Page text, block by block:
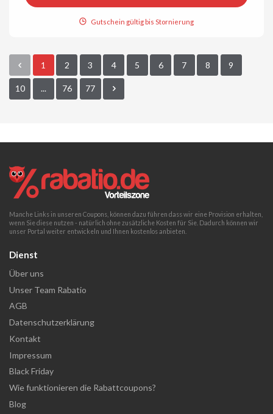
Gutschein gültig bis Stornierung
1 2 3 4 5 6 7 8 9
10 ... 76 77
Manche Links in unseren Coupons, können dazu führen dass wir eine Provision erhalten,
wenn Sie diese nutzen - natürlich ohne zusätzliche Kosten für Sie. Dadurch können wir
unser Portal weiter entwickeln und Ihnen kostenlos anbieten.
Dienst
Über uns
Unser Team Rabatio
AGB
Datenschutzerklärung
Kontakt
Impressum
Black Friday
Wie funktionieren die Rabattcoupons?
Blog